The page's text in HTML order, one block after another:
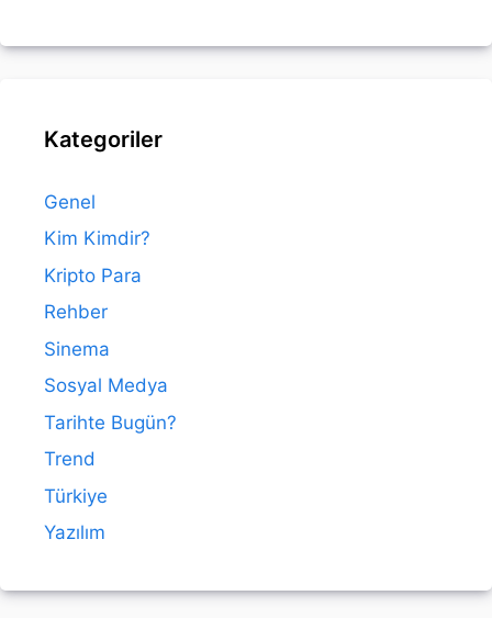
Kategoriler
Genel
Kim Kimdir?
Kripto Para
Rehber
Sinema
Sosyal Medya
Tarihte Bugün?
Trend
Türkiye
Yazılım